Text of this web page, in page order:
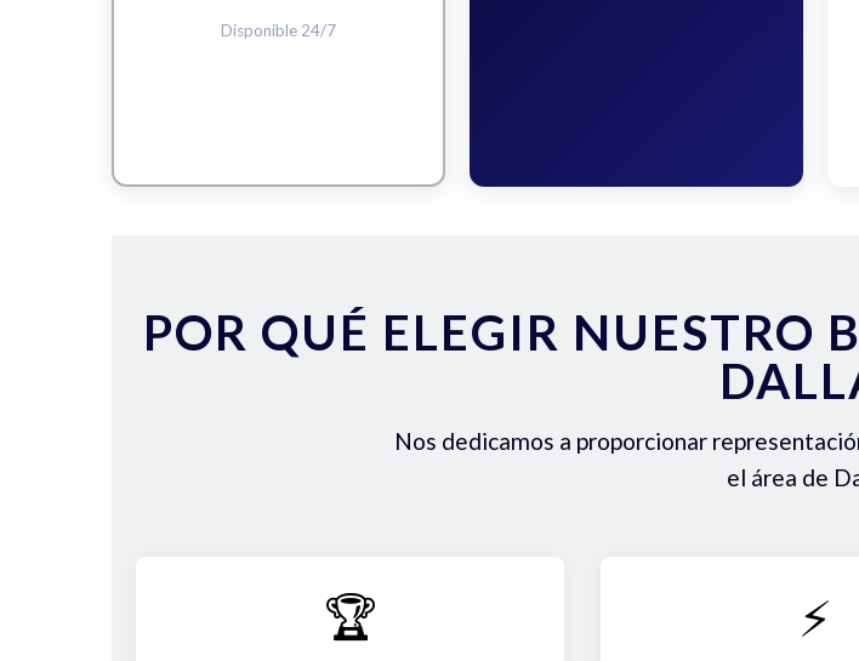
Disponible 24/7
POR QUÉ ELEGIR NUESTRO
Nos dedicamos a proporcionar
el área de
🏆 ⚡